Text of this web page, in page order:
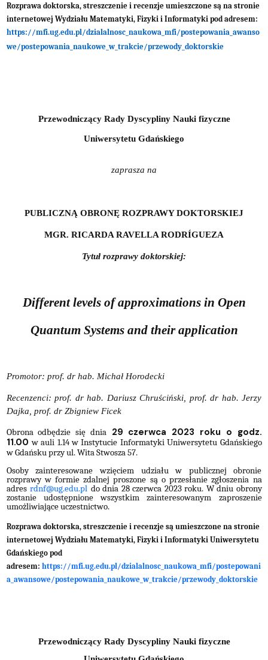
Rozprawa doktorska, streszczenie i recenzje umieszczone są na stronie
internetowej Wydziału Matematyki, Fizyki i Informatyki pod adresem:
https://mfi.ug.edu.pl/dzialalnosc_naukowa_mfi/postepowania_awanso
we/postepowania_naukowe_w_trakcie/przewody_doktorskie
Przewodniczący Rady Dyscypliny Nauki fizyczne
Uniwersytetu Gdańskiego
zaprasza na
PUBLICZNĄ OBRONĘ ROZPRAWY DOKTORSKIEJ
MGR. RICARDA RAVELLA RODRÍGUEZA
Tytuł rozprawy doktorskiej:
Different levels of approximations in Open
Quantum Systems and their application
Promotor: prof. dr hab. Michał Horodecki
Recenzenci: prof. dr hab. Dariusz Chruściński, prof. dr hab. Jerzy
Dajka, prof. dr Zbigniew Ficek
Obrona odbędzie się dnia 29 czerwca 2023 roku o godz.
11.00 w auli 1.14 w Instytucie Informatyki Uniwersytetu Gdańskiego
w Gdańsku przy ul. Wita Stwosza 57.
Osoby zainteresowane wzięciem udziału w publicznej obronie
rozprawy w formie zdalnej proszone są o przesłanie zgłoszenia na
adres rdnf@ug.edu.pl do dnia 28 czerwca 2023 roku. W dniu obrony
zostanie udostępnione wszystkim zainteresowanym zaproszenie
umożliwiające uczestnictwo.
Rozprawa doktorska, streszczenie i recenzje są umieszczone na stronie
internetowej Wydziału Matematyki, Fizyki i Informatyki Uniwersytetu
Gdańskiego pod
adresem: https://mfi.ug.edu.pl/dzialalnosc_naukowa_mfi/postepowani
a_awansowe/postepowania_naukowe_w_trakcie/przewody_doktorskie
Przewodniczący Rady Dyscypliny Nauki fizyczne